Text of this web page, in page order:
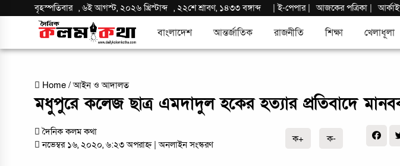
বৃহস্পতিবার ,৬ই আগস্ট, ২০২৬ খ্রিস্টাব্দ ,২২শে শ্রাবণ, ১৪৩৩ বঙ্গাব্দ |ই-পেপার| আজকের পত্রিকা |
বাংলাদেশ আন্তর্জাতিক রাজনীতি শিক্ষা খেলাধূলা
Home /আইন ও আদালত
মধুপুরে কলেজ ছাত্র এমদাদুল হকের হত্যার প্রতিবাদে
দৈনিক কলম কথা
নভেম্বর ১৬, ২০২০, ৬:২৩ অপরাহ্ন | অনলাইন সংস্করণ
ক+ ক-